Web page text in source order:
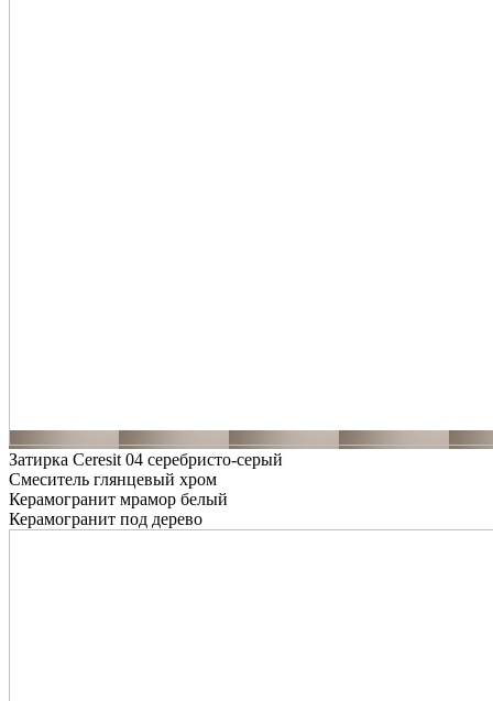
Затирка Ceresit 04 серебристо-серый
Смеситель глянцевый хром
Керамогранит мрамор белый
Керамогранит под дерево